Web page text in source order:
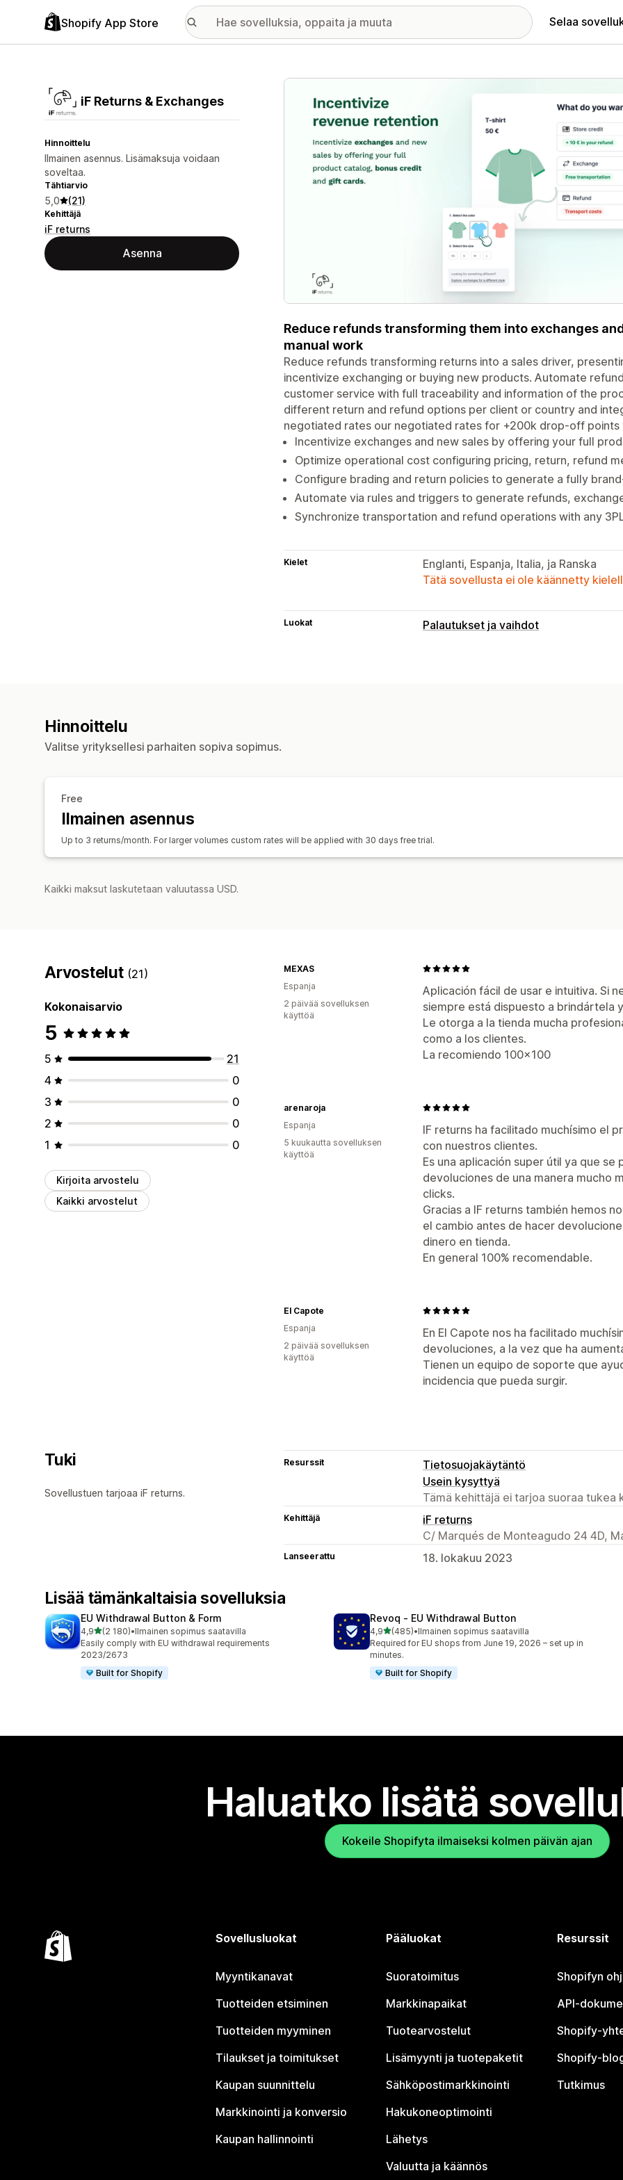
Shopify App Store Selaa
iF Returns & Exchanges
Hinnoittelu
Ilmainen asennus. Lisämaksuja voidaan
soveltaa.
Tähtiarvio
5,0 (21)
Kehittäjä
iF returns
Asenna
Esittelykuvagalleria
Reduce refunds transforming them into exchanges
manual work
Reduce refunds transforming returns into a sales driver,
incentivize exchanging or buying new products. Automate
customer service with full traceability and information of the
different return and refund options per client or country and
negotiated rates our negotiated rates for +200k drop-off points
Incentivize exchanges and new sales by offering your full
Optimize operational cost configuring pricing, return, refund
Configure brading and return policies to generate a fully
Automate via rules and triggers to generate refunds,
Synchronize transportation and refund operations with any
Kielet
Englanti, Espanja, Italia, ja Ranska
Tätä sovellusta ei ole käännetty
Luokat Palautukset ja vaihdot
Hinnoittelu
Valitse yrityksellesi parhaiten sopiva sopimus.
Free
Ilmainen asennus
Up to 3 returns/month. For larger volumes custom rates will be applied with 30 days free trial.
Kaikki maksut laskutetaan valuutassa USD.
Arvostelut (21)
Kokonaisarvio
5
5
21
4
0
3
0
2
0
1
0
Kirjoita arvostelu
Kaikki arvostelut
Aplicación fácil de usar e intuitiva. Si
siempre está dispuesto a brindártela
Le otorga a la tienda mucha
como a los clientes.
La recomiendo 100x100
MEXAS
Espanja
2 päivää sovelluksen
käyttöä
IF returns ha facilitado muchísimo el
con nuestros clientes.
Es una aplicación super útil ya que
devoluciones de una manera mucho
clicks.
Gracias a IF returns también hemos
el cambio antes de hacer
dinero en tienda.
En general 100% recomendable.
arenaroja
Espanja
5 kuukautta sovelluksen
käyttöä
En El Capote nos ha facilitado
devoluciones, a la vez que ha
Tienen un equipo de soporte que
incidencia que pueda surgir.
El Capote
Espanja
2 päivää sovelluksen
käyttöä
Tuki
Sovellustuen tarjoaa iF returns.
Resurssit
Tietosuojakäytäntö
Usein kysyttyä
Tämä kehittäjä ei tarjoa suoraa tukea
Kehittäjä
iF returns
C/ Marqués de Monteagudo 24 4D,
Lanseerattu 18. lokakuu 2023
Lisää tämänkaltaisia sovelluksia
EU Withdrawal Button & Form
4,9/ 5 tähteä
(2 180)
2180 arvostelua yhteensä
•Ilmainen sopimus saatavilla
Easily comply with EU withdrawal requirements
2023/2673
Built for Shopify
Revoq ‑ EU Withdrawal Button
4,9/ 5 tähteä
(485)
485 arvostelua yhteensä
•Ilmainen sopimus saatavilla
Required for EU shops from June 19, 2026 – set up in
minutes.
Built for Shopify
Haluatko lisätä
Kokeile Shopifyta ilmaiseksi kolmen päivän ajan
Sovellusluokat
Myyntikanavat
Tuotteiden etsiminen
Tuotteiden myyminen
Tilaukset ja toimitukset
Kaupan suunnittelu
Markkinointi ja konversio
Kaupan hallinnointi
Pääluokat
Suoratoimitus
Markkinapaikat
Tuotearvostelut
Lisämyynti ja tuotepaketit
Sähköpostimarkkinointi
Hakukoneoptimointi
Lähetys
Valuutta ja käännös
Resurssit
Shopifyn
API-
Shopify-
Shopify-
Tutkimus